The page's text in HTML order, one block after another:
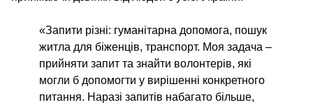
«Запити різні: гуманітарна допомога, пошук
житла для біженців, транспорт. Моя задача –
прийняти запит та знайти волонтерів, які
могли б допомогти у вирішенні конкретного
питання. Наразі запитів набагато більше,